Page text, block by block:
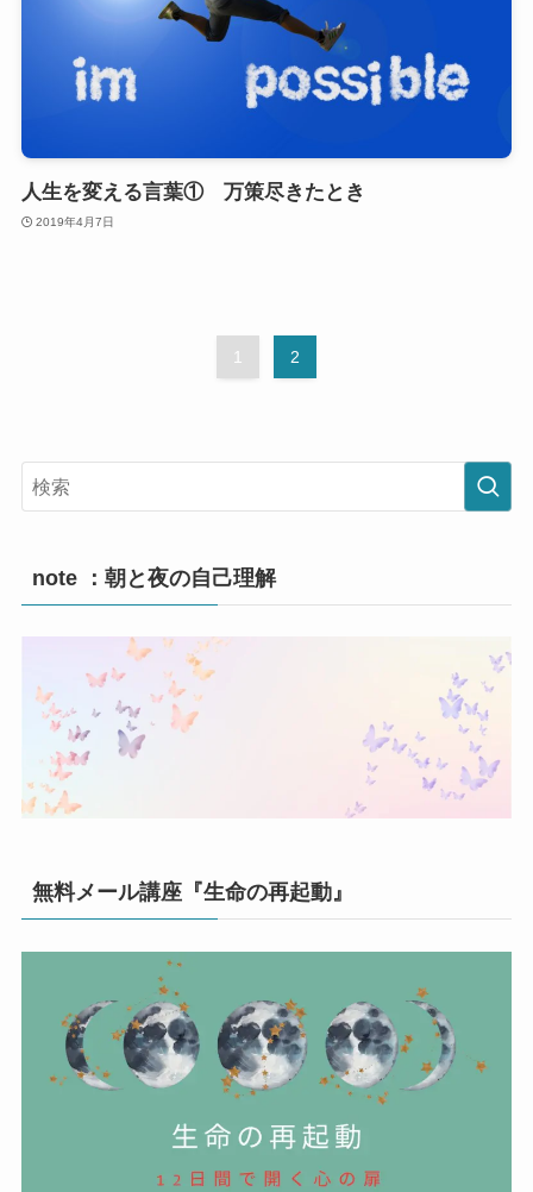
人生を変える言葉① 万策尽きたとき
2019年4月7日
1 2
note ：朝と夜の自己理解
無料メール講座『生命の再起動』